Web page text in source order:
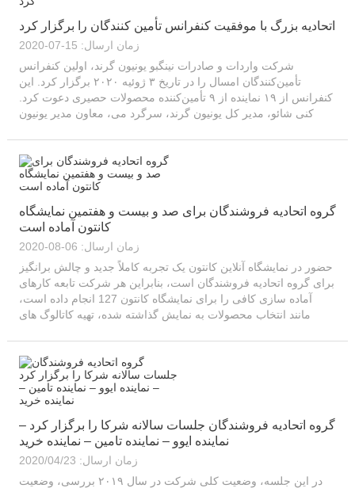
اتحادیه بزرگ با موفقیت کنفرانس تأمین کنندگان را برگزار کرد
زمان ارسال: 15-07-2020
شرکت واردات و صادرات نینگبو یونیون گرند، اولین کنفرانس
تأمین‌کنندگان امسال را در تاریخ ۳ ژوئیه ۲۰۲۰ برگزار کرد. این
کنفرانس از ۱۹ نماینده از ۹ تأمین‌کننده محصولات حصیری دعوت کرد.
کنی شائو، مدیر کل یونیون گرند، سرگرد می، معاون مدیر یونیون
گروه اتحادیه فروشندگان برای صد و بیست و هفتمین نمایشگاه
کانتون آماده است
زمان ارسال: 06-08-2020
حضور در نمایشگاه آنلاین کانتون یک تجربه کاملاً جدید و چالش برانگیز
برای گروه اتحادیه فروشندگان است، بنابراین هر شرکت تابعه کارهای
آماده سازی کافی را برای نمایشگاه کانتون 127 انجام داده است،
مانند انتخاب محصولات به نمایش گذاشته شده، تهیه کاتالوگ های
گروه اتحادیه فروشندگان جلسات سالانه شرکا را برگزار کرد –
نماینده ایوو – نماینده تامین – نماینده خرید
زمان ارسال: 2020/04/23
در این جلسه، وضعیت کلی شرکت در سال ۲۰۱۹ بررسی، وضعیت